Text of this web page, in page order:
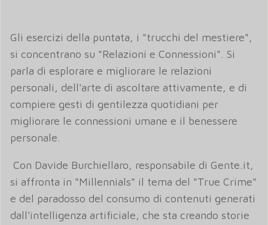
Gli esercizi della puntata, i "trucchi del mestiere",
si concentrano su "Relazioni e Connessioni". Si
parla di esplorare e migliorare le relazioni
personali, dell'arte di ascoltare attivamente, e di
compiere gesti di gentilezza quotidiani per
migliorare le connessioni umane e il benessere
personale.
Con Davide Burchiellaro, responsabile di Gente.it,
si affronta in "Millennials" il tema del "True Crime"
e del paradosso del consumo di contenuti generati
dall'intelligenza artificiale, che sta creando storie